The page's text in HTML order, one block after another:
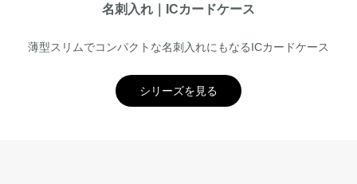
名刺入れ｜ICカードケース
薄型スリムでコンパクトな名刺入れにもなるICカードケース
シリーズを見る